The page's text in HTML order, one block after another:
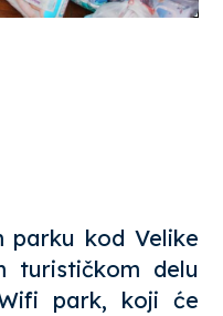
parku kod Velike
turističkom delu
park, koji će